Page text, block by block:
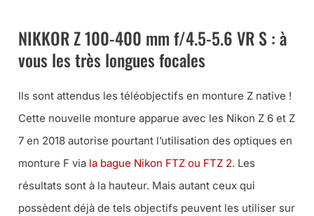
NIKKOR Z 100-400 mm f/4.5-5.6 VR S : à
vous les très longues focales
Ils sont attendus les téléobjectifs en monture Z native !
Cette nouvelle monture apparue avec les Nikon Z 6 et Z
7 en 2018 autorise pourtant l’utilisation des optiques en
monture F via la bague Nikon FTZ ou FTZ 2. Les
résultats sont à la hauteur. Mais autant ceux qui
possèdent déjà de tels objectifs peuvent les utiliser sur